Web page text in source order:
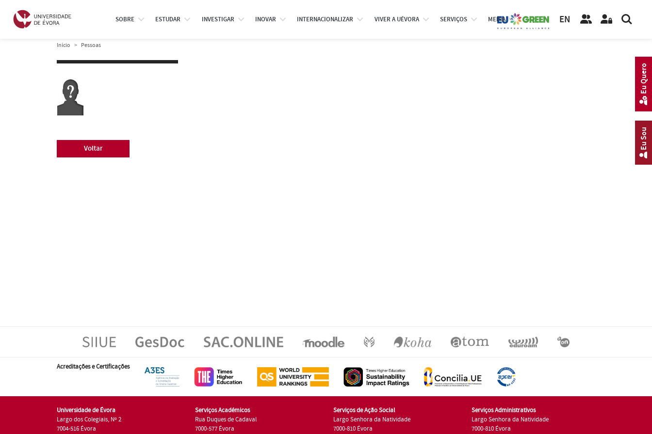
SOBRE ESTUDAR INVESTIGAR INOVAR INTERNACIONALIZAR VIVER A UÉVORA SERVIÇOS MEDIA EN
Início Pessoas
Voltar
Acreditações e Certificações
Universidade de Évora
Largo dos Colegiais, Nº 2
7004-516 Évora
Serviços Académicos
Rua Duques de Cadaval
7000-577 Évora
Serviços de Ação Social
Largo Senhora da Natividade
7000-810 Évora
Serviços Administrativos
Largo Senhora da Natividade
7000-810 Évora
Eu Sou
Eu Quero